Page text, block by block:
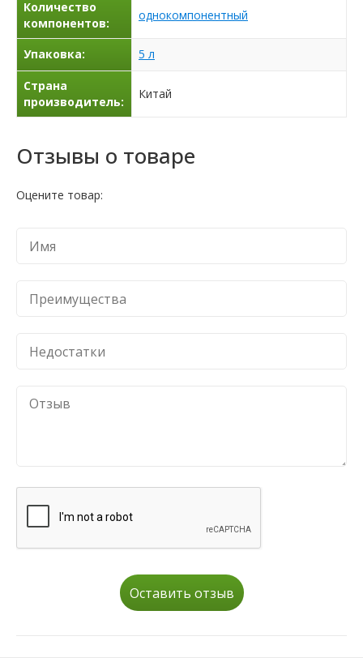
Количество
компонентов:
однокомпонентный
Упаковка: 5 л
Страна
производитель:
Китай
Отзывы о товаре
Оцените товар:
Оставить отзыв